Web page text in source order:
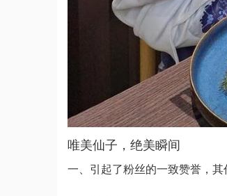
唯美仙子，绝美瞬间
一、引起了粉丝的一致赞誉，其